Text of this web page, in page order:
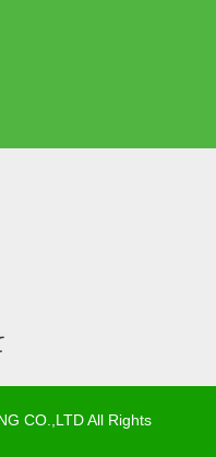
CO.,LTD All Rights